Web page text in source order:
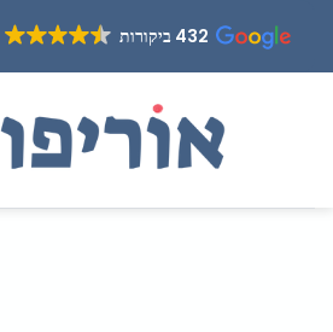
content
432 ביקורות